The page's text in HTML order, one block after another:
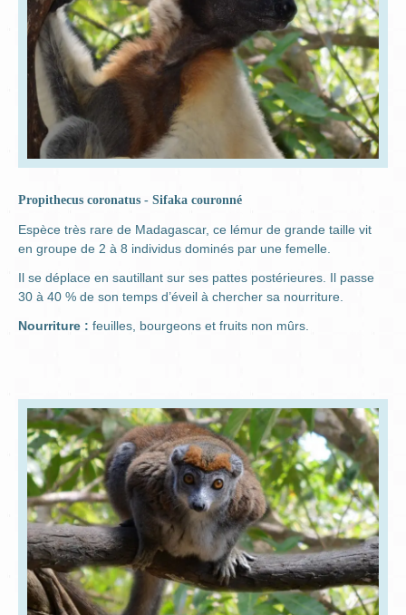
Propithecus coronatus - Sifaka couronné
Espèce très rare de Madagascar, ce lémur de grande taille vit
en groupe de 2 à 8 individus dominés par une femelle.
Il se déplace en sautillant sur ses pattes postérieures. Il passe
30 à 40 % de son temps d’éveil à chercher sa nourriture.
Nourriture : feuilles, bourgeons et fruits non mûrs.